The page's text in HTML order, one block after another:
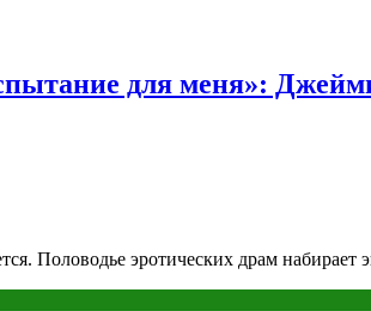
для меня»:
Половодье эротических драм набирает